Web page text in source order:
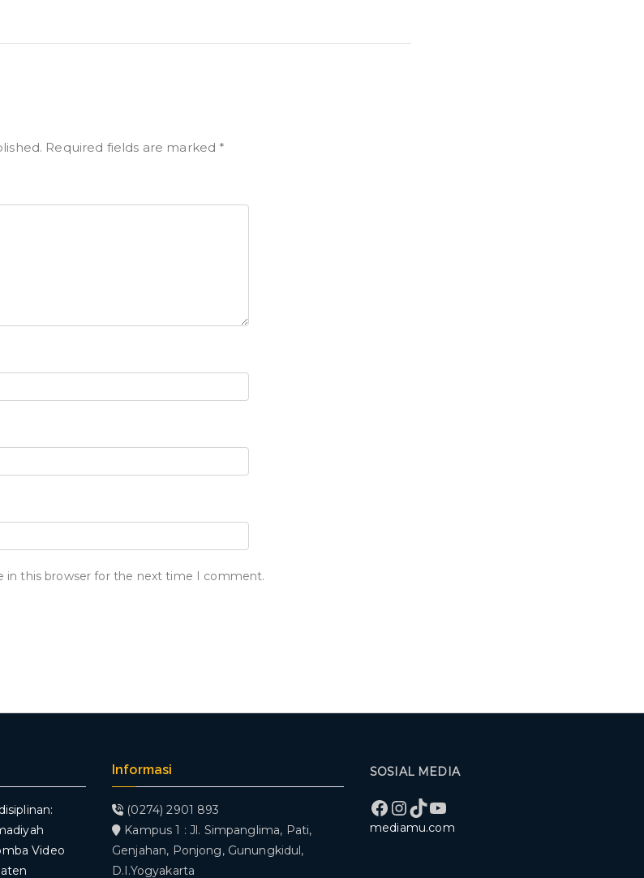
Required fields are marked *
in this browser for the next time I comment.
Video
Informasi
(0274) 2901 893
Kampus 1 : Jl. Simpanglima, Pati,
Genjahan, Ponjong, Gunungkidul,
D.I.Yogyakarta
SOSIAL MEDIA
Facebook
Instagram
TikTok
YouTube
mediamu.com